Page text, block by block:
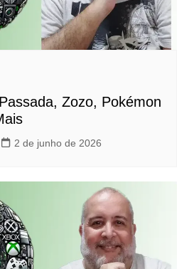
Zozo, Pokémon
2 de junho de 2026